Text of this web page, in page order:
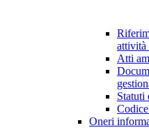
attività
Atti
Statuti
Oneri